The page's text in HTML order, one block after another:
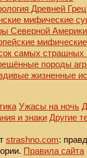
Древней
мифические
Северной Америки
самых страшных
породы
жизненные
Ужасы на ночь
и знаки Другие
strashno.com:
Правила сайта